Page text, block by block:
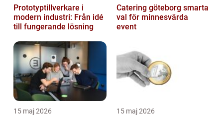
Prototyptillverkare i
modern industri: Från idé
till fungerande lösning
Catering göteborg smarta
val för minnesvärda
event
15 maj 2026 15 maj 2026